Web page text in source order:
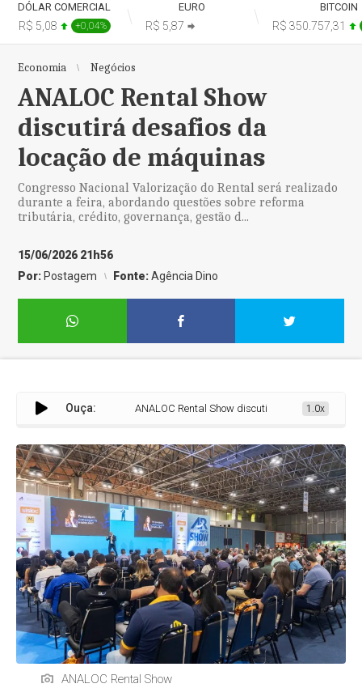
DÓLAR COMERCIAL
R$ 5,08 +0,04%
EURO
R$ 5,87
BITCOIN
R$ 350.757,31
Economia Negócios
ANALOC Rental Show
discutirá desafios da
locação de máquinas
Congresso Nacional Valorização do Rental será realizado
durante a feira, abordando questões sobre reforma
tributária, crédito, governança, gestão d...
15/06/2026 21h56
Por: Postagem Fonte:Agência Dino
Ouça: ANALOC Rental Show discutirá desafios da locação
1.0x
ANALOC Rental Show